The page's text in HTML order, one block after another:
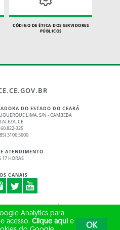
CÓDIGO DE ÉTICA DOS SERVIDORES
PÚBLICOS
DO ESTADO DO CEARÁ
LIMA, S/N - CAMBEBA
CE
60.822-325
3106.5600
ATENDIMENTO
17 HORAS
CANAIS
DO ESTADO DO CEARÁ
RESERVADOS
Analytics para
acesso. Clique aqui e
OK